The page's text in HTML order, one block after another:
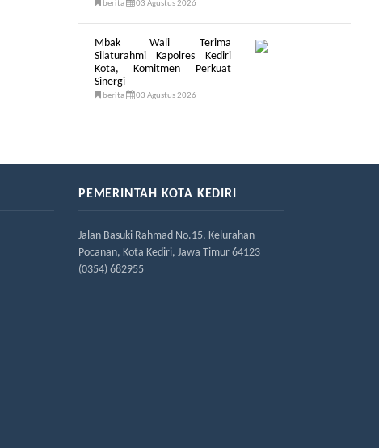
berita 03 Agustus 2026
Mbak Wali Terima
Silaturahmi Kapolres Kediri
Kota, Komitmen Perkuat
Sinergi
berita 03 Agustus 2026
PEMERINTAH KOTA KEDIRI
Jalan Basuki Rahmad No.15, Kelurahan
Pocanan, Kota Kediri, Jawa Timur 64123
(0354) 682955